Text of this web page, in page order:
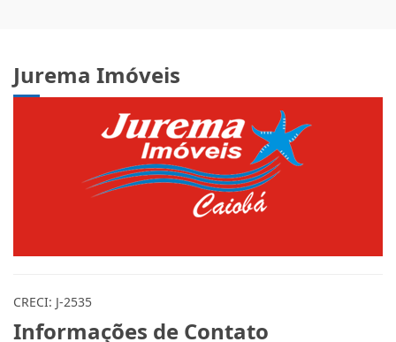
Jurema Imóveis
CRECI: J-2535
Informações de Contato